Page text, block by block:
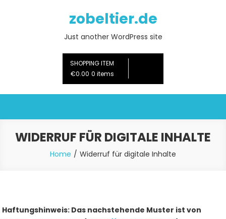
zobeltier.de
Just another WordPress site
SHOPPING ITEM
€0.00 0 items
WIDERRUF FÜR DIGITALE INHALTE
Home Widerruf für digitale Inhalte
Haftungshinweis: Das nachstehende Muster ist von